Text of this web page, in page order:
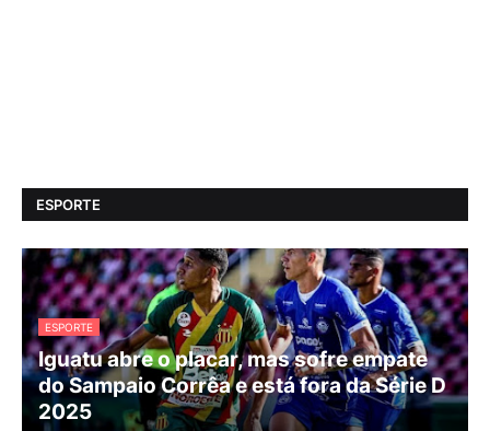
ESPORTE
ESPORTE
Iguatu abre o placar, mas sofre empate
do Sampaio Corrêa e está fora da Série D
2025